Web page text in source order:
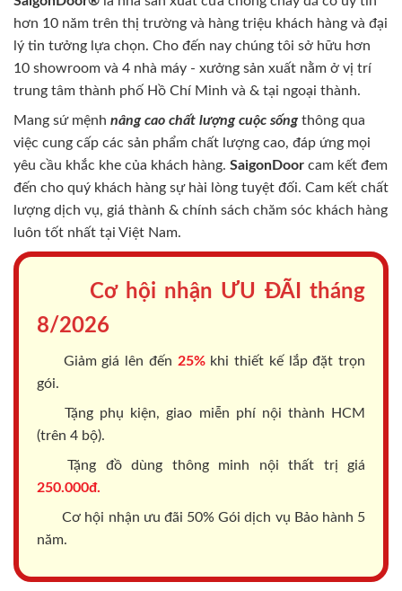
hơn 10 năm trên thị trường và hàng triệu khách hàng và đại
lý tin tưởng lựa chọn. Cho đến nay chúng tôi sở hữu hơn
10 showroom và 4 nhà máy - xưởng sản xuất nằm ở vị trí
trung tâm thành phố Hồ Chí Minh và & tại ngoại thành.
Mang sứ mệnh nâng cao chất lượng cuộc sốngthông qua
việc cung cấp các sản phẩm chất lượng cao, đáp ứng mọi
yêu cầu khắc khe của khách hàng. SaigonDoor cam kết đem
đến cho quý khách hàng sự hài lòng tuyệt đối. Cam kết chất
lượng dịch vụ, giá thành & chính sách chăm sóc khách hàng
luôn tốt nhất tại Việt Nam.
Cơ hội nhận ƯU ĐÃI tháng
8/2026
Giảm giá lên đến 25%khi thiết kế lắp đặt trọn
gói.
Tặng phụ kiện, giao miễn phí nội thành HCM
(trên 4 bộ).
Tặng đồ dùng thông minh nội thất trị giá
250.000đ.
Cơ hội nhận ưu đãi 50% Gói dịch vụ Bảo hành 5
năm.